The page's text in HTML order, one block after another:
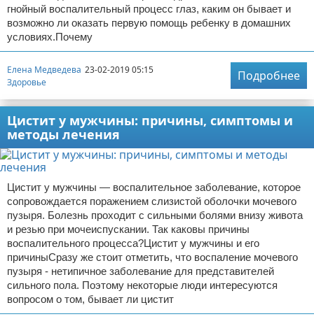
гнойный воспалительный процесс глаз, каким он бывает и
возможно ли оказать первую помощь ребенку в домашних
условиях.Почему
Елена Медведева 23-02-2019 05:15
Здоровье
Подробнее
Цистит у мужчины: причины, симптомы и
методы лечения
Цистит у мужчины — воспалительное заболевание, которое
сопровождается поражением слизистой оболочки мочевого
пузыря. Болезнь проходит с сильными болями внизу живота
и резью при мочеиспускании. Так каковы причины
воспалительного процесса?Цистит у мужчины и его
причиныСразу же стоит отметить, что воспаление мочевого
пузыря - нетипичное заболевание для представителей
сильного пола. Поэтому некоторые люди интересуются
вопросом о том, бывает ли цистит